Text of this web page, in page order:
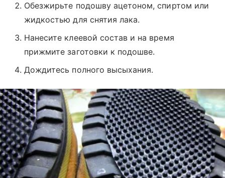
Обезжирьте подошву ацетоном, спиртом или
жидкостью для снятия лака.
Нанесите клеевой состав и на время
прижмите заготовки к подошве.
Дождитесь полного высыхания.